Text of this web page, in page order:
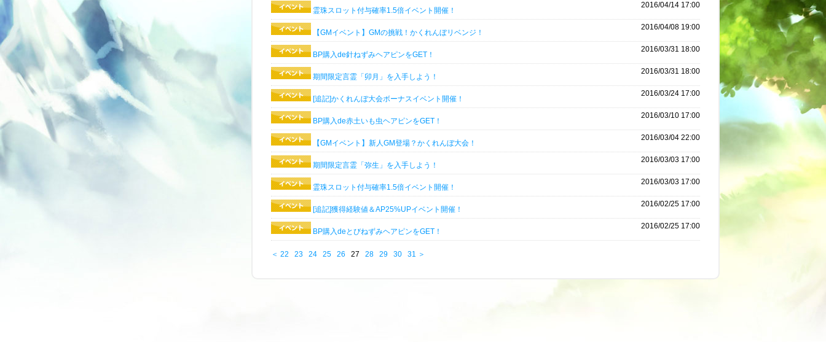
霊珠スロット付与確率1.5倍イベント開催！
2016/04/14 17:00
【GMイベント】GMの挑戦！かくれんぼリベンジ！
2016/04/08 19:00
BP購入de針ねずみヘアピンをGET！
2016/03/31 18:00
期間限定言霊「卯月」を入手しよう！
2016/03/31 18:00
[追記]かくれんぼ大会ボーナスイベント開催！
2016/03/24 17:00
BP購入de赤土いも虫ヘアピンをGET！
2016/03/10 17:00
【GMイベント】新人GM登場？かくれんぼ大会！
2016/03/04 22:00
期間限定言霊「弥生」を入手しよう！
2016/03/03 17:00
霊珠スロット付与確率1.5倍イベント開催！
2016/03/03 17:00
[追記]獲得経験値＆AP25%UPイベント開催！
2016/02/25 17:00
BP購入deとびねずみヘアピンをGET！
2016/02/25 17:00
＜ 22 23 24 25 26 27 28 29 30 31 ＞